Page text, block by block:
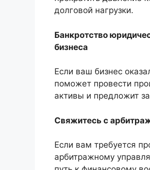
долговой нагрузки.
Банкротство
бизнеса
Если ваш бизнес
поможет провести
активы и предложит
Свяжитесь с
Если вам требуется
арбитражному